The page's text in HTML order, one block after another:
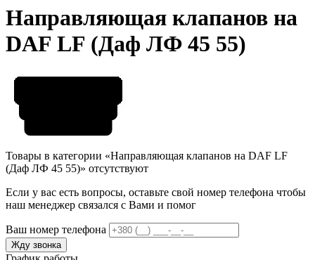
Направляющая клапанов на
DAF LF (Даф ЛФ 45 55)
Товары в категории «Направляющая клапанов на DAF LF
(Даф ЛФ 45 55)» отсутствуют
Если у вас есть вопросы, оставьте свой номер телефона чтобы
наш менеджер связался с Вами и помог
Ваш номер телефона
Жду звонка